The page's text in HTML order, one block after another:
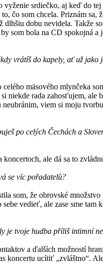
srdiečko, aj keď do
čo som chcela. Priznám
dobu nevidela. Takže
som bola na CD spokojná a
vrátíš do kapely, ať už
mäsového mlynčeka
niekde rada zahosťujem,
viem si moju
po celých Čechách a
ale dá sa to
se víc pořadatelů?
som, že obrovské
vedieť, ale zase sme tam
je tvoje hudba příliš intimní
a ďalších možností
koncertu ucítiť „zvláštno“.